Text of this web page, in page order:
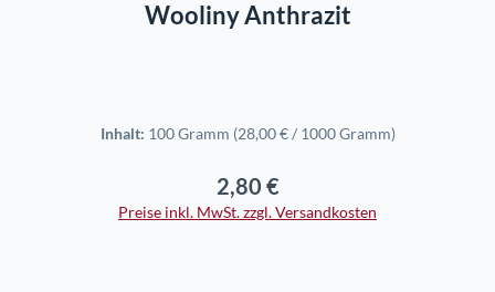
Wooliny Anthrazit
Inhalt: 100 Gramm (28,00 € / 1000 Gramm)
Regulärer Preis:
2,80 €
Preise inkl. MwSt. zzgl. Versandkosten